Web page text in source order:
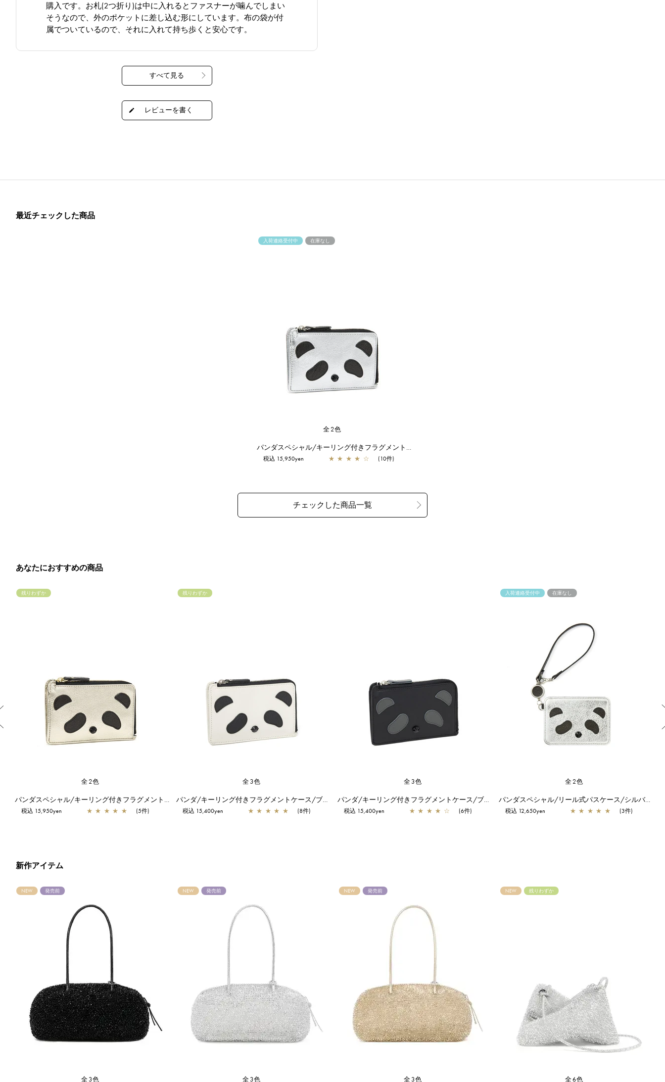
購入です。お札(2つ折り)は中に入れるとファスナーが噛んでしまい
そうなので、外のポケットに差し込む形にしています。布の袋が付
属でついているので、それに入れて持ち歩くと安心です。
最近チェックした商品
入荷連絡受付中 在庫なし
全2色
パンダスペシャル/キーリング付きフラグメントケース/シルバー
税込 15,950yen ★ ★ ★ ★ ☆ (10件)
あなたにおすすめの商品
残りわずか
全2色
パンダスペシャル/キーリング付きフラグメントケース/シャンパンゴールド
税込 15,950yen ★ ★ ★ ★ ★ (5件)
残りわずか
全3色
パンダ/キーリング付きフラグメントケース/ブラック
税込 15,400yen ★ ★ ★ ★ ★ (8件)
全3色
パンダ/キーリング付きフラグメントケース/ブラック×ブラック
税込 15,400yen ★ ★ ★ ★ ☆ (6件)
入荷連絡受付中 在庫なし
全2色
パンダスペシャル/リール式パスケース/シルバー
税込 12,650yen ★ ★ ★ ★ ★ (3件)
新作アイテム
NEW 発売前
全3色
NEW 発売前
全3色
NEW 発売前
全3色
NEW 残りわずか
全6色